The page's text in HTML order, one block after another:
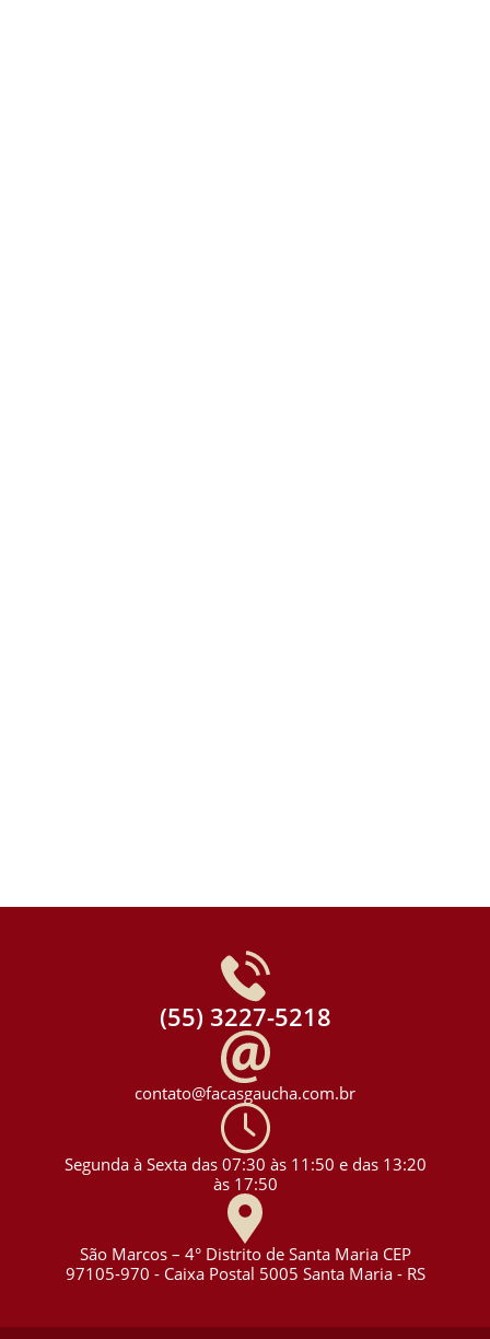
(55) 3227-5218
contato@facasgaucha.com.br
Segunda à Sexta das 07:30 às 11:50 e das 13:20
às 17:50
São Marcos – 4° Distrito de Santa Maria CEP
97105-970 - Caixa Postal 5005 Santa Maria - RS